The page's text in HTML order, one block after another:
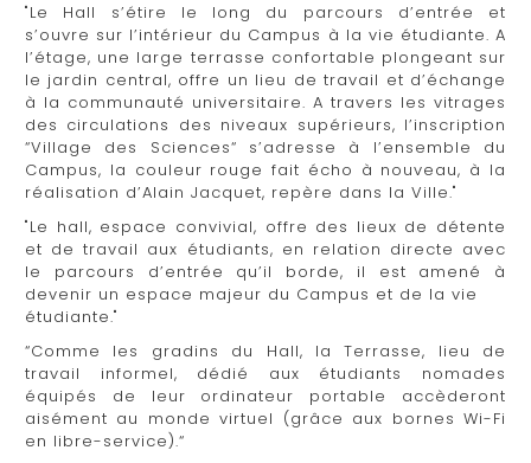
"Le Hall s’étire le long du parcours d’entrée et
s’ouvre sur l’intérieur du Campus à la vie étudiante. A
l’étage, une large terrasse confortable plongeant sur
le jardin central, offre un lieu de travail et d’échange
à la communauté universitaire. A travers les vitrages
des circulations des niveaux supérieurs, l’inscription
“Village des Sciences“ s’adresse à l’ensemble du
Campus, la couleur rouge fait écho à nouveau, à la
réalisation d’Alain Jacquet, repère dans la Ville."
"Le hall, espace convivial, offre des lieux de détente
et de travail aux étudiants, en relation directe avec
le parcours d’entrée qu’il borde, il est amené à
devenir un espace majeur du Campus et de la vie
étudiante."
“Comme les gradins du Hall, la Terrasse, lieu de
travail informel, dédié aux étudiants nomades
équipés de leur ordinateur portable accèderont
aisément au monde virtuel (grâce aux bornes Wi-Fi
en libre-service).“